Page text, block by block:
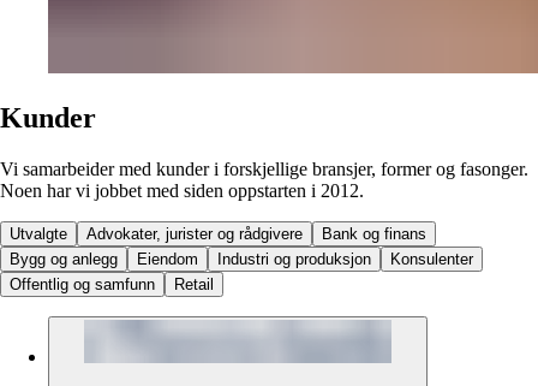
Kunder
Vi samarbeider med kunder i forskjellige bransjer, former og fasonger.
Noen har vi jobbet med siden oppstarten i 2012.
Utvalgte Advokater, jurister og rådgivere
Bank og finans
Bygg og anlegg
Eiendom Industri og produksjon
Konsulenter
Offentlig og samfunn
Retail